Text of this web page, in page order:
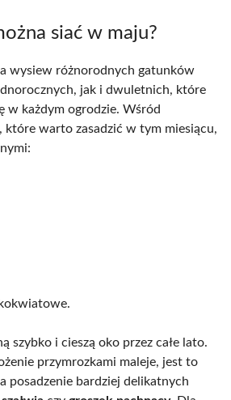
siać w maju?
wysiew różnorodnych gatunków
jak i dwuletnich, które
w każdym ogrodzie. Wśród
które warto zasadzić w tym miesiącu,
szybko i cieszą oko przez całe lato.
przymrozkami maleje, jest to
posadzenie bardziej delikatnych